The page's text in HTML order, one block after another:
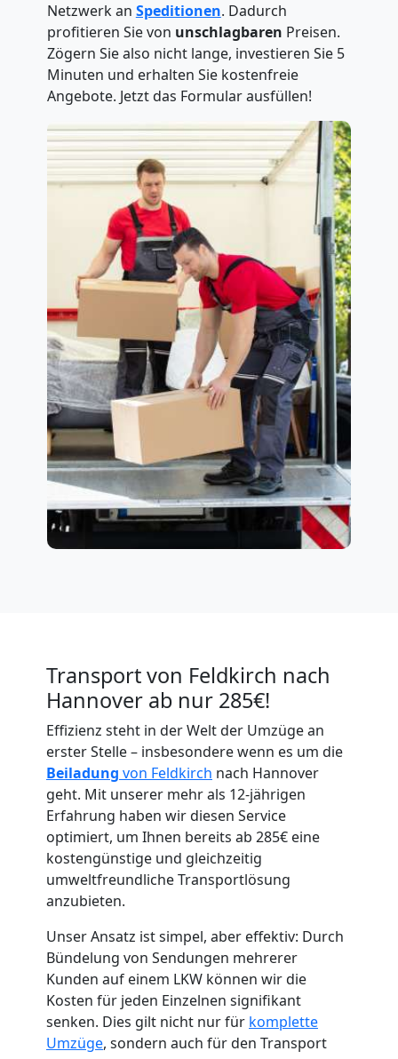
Netzwerk an Speditionen. Dadurch
profitieren Sie von unschlagbaren Preisen.
Zögern Sie also nicht lange, investieren Sie 5
Minuten und erhalten Sie kostenfreie
Angebote. Jetzt das Formular ausfüllen!
Transport von Feldkirch nach
Hannover ab nur 285€!
Effizienz steht in der Welt der Umzüge an
erster Stelle – insbesondere wenn es um die
Beiladung von Feldkirch nach Hannover
geht. Mit unserer mehr als 12-jährigen
Erfahrung haben wir diesen Service
optimiert, um Ihnen bereits ab 285€ eine
kostengünstige und gleichzeitig
umweltfreundliche Transportlösung
anzubieten.
Unser Ansatz ist simpel, aber effektiv: Durch
Bündelung von Sendungen mehrerer
Kunden auf einem LKW können wir die
Kosten für jeden Einzelnen signifikant
senken. Dies gilt nicht nur für komplette
Umzüge, sondern auch für den Transport
Umzugshelfer
Feldkirch
Möbeltaxi
Feldkirch
Kleintransport
Feldkirch